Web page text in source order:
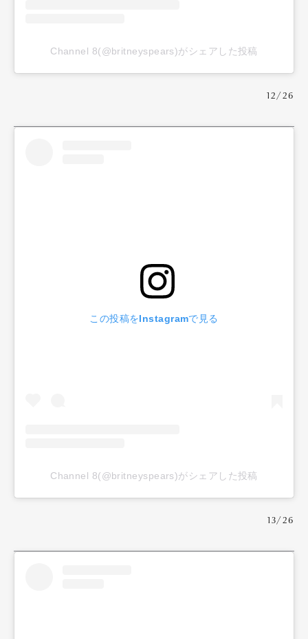
Channel 8(@britneyspears)がシェアした投稿
12/26
この投稿をInstagramで見る
Channel 8(@britneyspears)がシェアした投稿
13/26